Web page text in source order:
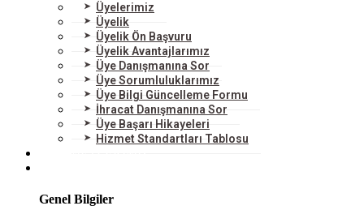
Üyelerimiz
Üyelik
Üyelik Ön Başvuru
Üyelik Avantajlarımız
Üye Danışmanına Sor
Üye Sorumluluklarımız
Üye Bilgi Güncelleme Formu
İhracat Danışmanına Sor
Üye Başarı Hikayeleri
Hizmet Standartları Tablosu
Genel Bilgiler